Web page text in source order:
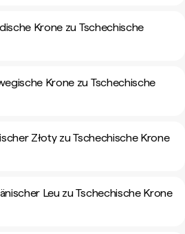
Krone zu Tschechische
Krone zu Tschechische
Złoty zu Tschechische Krone
Leu zu Tschechische Krone